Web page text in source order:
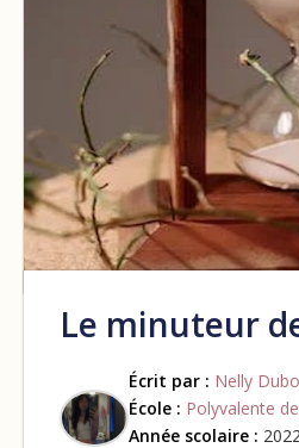
Le minuteur
Écrit par : Nelly
École : Polyvalente
Année scolaire :